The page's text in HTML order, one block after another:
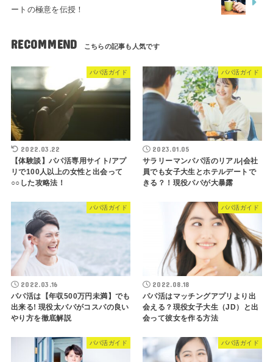
ートの極意を伝授！
RECOMMEND
パパ活ガイド
2022.03.22
【体験談】パパ活専用サイト/アプ
リで100人以上の女性と出会って
○○した攻略法！
パパ活ガイド
2023.01.05
サラリーマンパパ活のリアル|会社
員でも女子大生とホテルデートで
きる？！現役パパが大暴露
パパ活ガイド
2022.03.16
パパ活は【年収500万円未満】でも
出来る! 現役太パパがコスパの良い
やり方を徹底解説
パパ活ガイド
2022.08.18
パパ活はマッチングアプリより出
会える？現役女子大生（JD）と出
会って彼女を作る方法
パパ活ガイド パパ活ガイド